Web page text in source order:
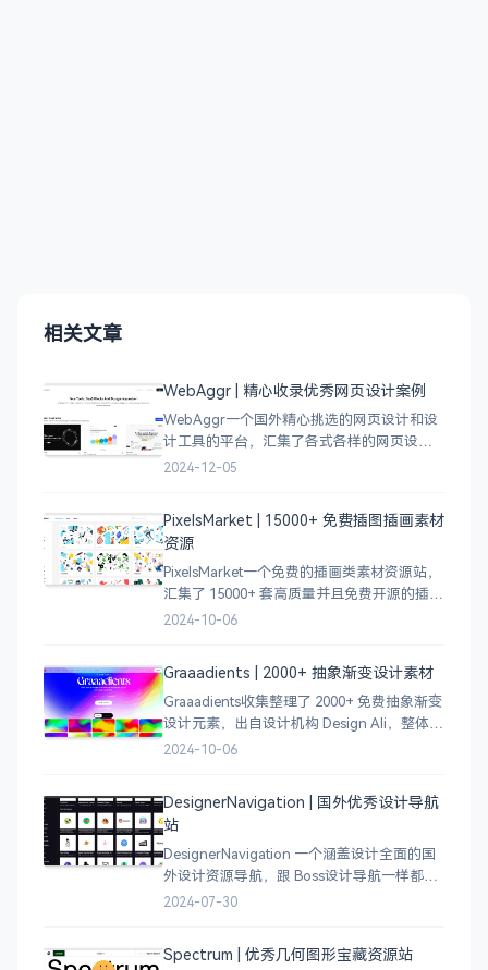
相关文章
WebAggr | 精心收录优秀网页设计案例
WebAggr一个国外精心挑选的网页设计和设
计工具的平台，汇集了各式各样的网页设计
案例，涵盖个人博客、时尚、设计、机构、
计，应
2024-12-05
PixelsMarket | 15000+ 免费插图插画素材
资源
PixelsMarket一个免费的插画类素材资源站，
汇集了 15000+ 套高质量并且免费开源的插图
插画和图标资源。
2024-10-06
Graaadients | 2000+ 抽象渐变设计素材
Graaadients收集整理了 2000+ 免费抽象渐变
设计元素，出自设计机构 Design Ali，整体渐
变色比较鲜艳，更像是 AI 生成的元素，需要
2024-10-06
DesignerNavigation | 国外优秀设计导航
站
DesignerNavigation 一个涵盖设计全面的国
外设计资源导航，跟 Boss设计导航一样都是
分门别类的划分设计灵感、资讯、UI 资源、
2024-07-30
Spectrum | 优秀几何图形宝藏资源站